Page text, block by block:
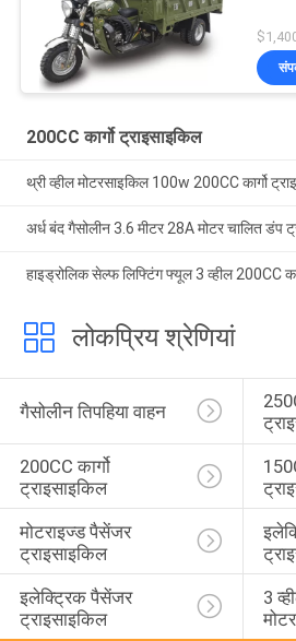
200CC कार्गो ट्राइसाइकिल
थ्री व्हील मोटरसाइकिल 100w 200CC कार्गो
अर्ध बंद गैसोलीन 3.6 मीटर 28A मोटर चालित डंप
हाइड्रोलिक सेल्फ लिफ्टिंग फ्यूल 3 व्हील 200CC
लोकप्रिय श्रेणियां
गैसोलीन तिपहिया वाहन
200CC कार्गो
ट्राइसाइकिल
मोटराइज्ड पैसेंजर
ट्राइसाइकिल
इलेक्ट्रिक पैसेंजर
ट्राइसाइकिल
3